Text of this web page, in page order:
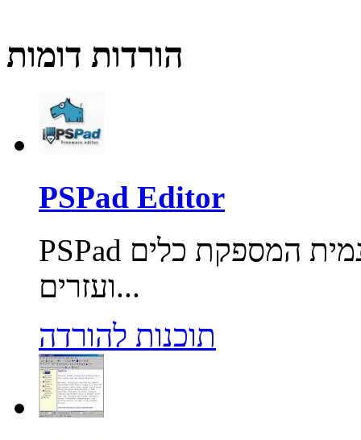
הורדות דומות
PSPad Editor
PSPad תוכנת עריכת קוד למתכנתים חינמית המספקת כלים
ועזרים...
תוכנות להורדה